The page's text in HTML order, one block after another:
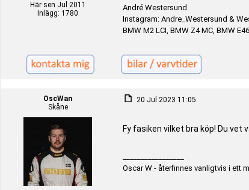
Här sen Jul 2011
Inlägg: 1780
André Westersund
Instagram: Andre_Westersund &
BMW M2 LCI, BMW Z4 MC, BMW
OscWan
Skåne
20 Jul 2023 11:05
Fy fasiken vilket bra köp! Du vet
Oscar W - återfinnes vanligtvis i ett